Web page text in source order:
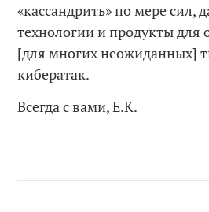
«кассандрить» по мере сил,
технологии и продукты для
[для многих неожиданных]
кибератак.
Всегда с вами, Е.К.